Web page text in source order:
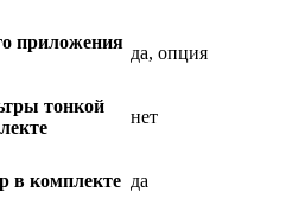
приложения
да, опция
тонкой
нет
в комплекте да